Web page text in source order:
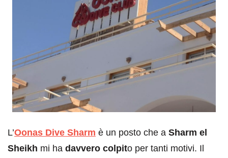
L’Oonas Dive Sharm è un posto che a Sharm el
Sheikh mi ha davvero colpito per tanti motivi. Il